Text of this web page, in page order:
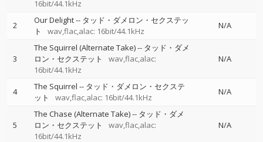
16bit/44.1kHz
2 Our Delight-- タッド・ダメロン・セクステッ
ト
wav,flac,alac: 16bit/44.1kHz
N/A
3
The Squirrel (Alternate Take)-- タッド・ダメ
ロン・セクステット
wav,flac,alac:
16bit/44.1kHz
N/A
4 The Squirrel -- タッド・ダメロン・セクステ
ット
wav,flac,alac: 16bit/44.1kHz
N/A
5
The Chase (Alternate Take)-- タッド・ダメ
ロン・セクステット
wav,flac,alac:
16bit/44.1kHz
N/A